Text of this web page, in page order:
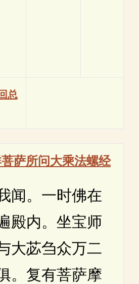
总
萨所问大乘法螺经
。一时佛在
殿内。坐宝师
大苾刍众万二
。复有菩萨摩